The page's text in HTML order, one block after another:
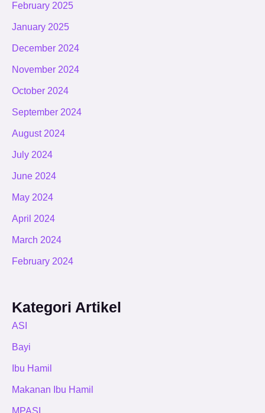
February 2025
January 2025
December 2024
November 2024
October 2024
September 2024
August 2024
July 2024
June 2024
May 2024
April 2024
March 2024
February 2024
Kategori Artikel
ASI
Bayi
Ibu Hamil
Makanan Ibu Hamil